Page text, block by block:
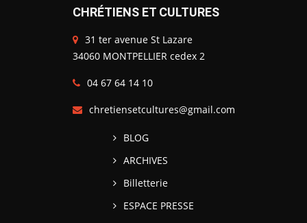
CHRÉTIENS ET CULTURES
31 ter avenue St Lazare
34060 MONTPELLIER cedex 2
04 67 64 14 10
chretiensetcultures@gmail.com
BLOG
ARCHIVES
Billetterie
ESPACE PRESSE